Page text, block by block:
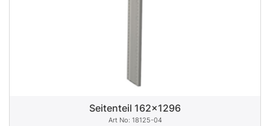
Seitenteil 162x1296
18125-04